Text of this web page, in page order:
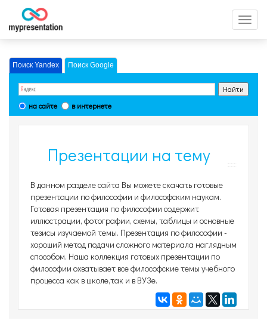
меню
Поиск Yandex Поиск Google
на сайте в интернете
Презентации на тему
В данном разделе сайта Вы можете скачать готовые
презентации по философии и философским наукам.
Готовая презентация по философии содержит
иллюстрации, фотографии, схемы, таблицы и основные
тезисы изучаемой темы. Презентация по философии -
хороший метод подачи сложного материала наглядным
способом. Наша коллекция готовых презентации по
философии охватывает все философские темы учебного
процесса как в школе,так и в ВУЗе.